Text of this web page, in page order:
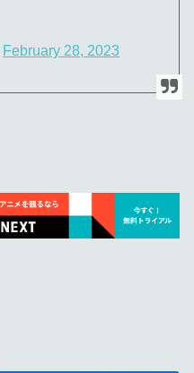
February 28, 2023